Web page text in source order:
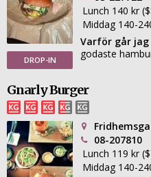
DROP-IN
Lunch 140 kr
Middag 140-
Varför går
godaste
Gnarly Burger
08-207810
Lunch 119 kr
Middag 140-